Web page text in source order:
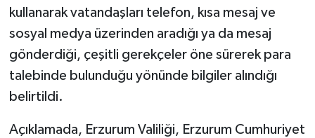
kullanarak vatandaşları telefon, kısa mesaj ve
sosyal medya üzerinden aradığı ya da mesaj
gönderdiği, çeşitli gerekçeler öne sürerek para
talebinde bulunduğu yönünde bilgiler alındığı
belirtildi.
Açıklamada, Erzurum Valiliği, Erzurum Cumhuriyet